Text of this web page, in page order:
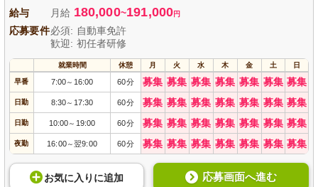
給与 月給 180,000~191,000円
応募要件必須: 自動車免許
歓迎: 初任者研修
就業時間 休憩 月 火 水 木 金 土 日
早番 7:00～ 16:00 60分 募集 募集 募集 募集 募集 募集 募集
日勤 8:30～ 17:30 60分 募集 募集 募集 募集 募集 募集 募集
日勤 10:00～ 19:00 60分 募集 募集 募集 募集 募集 募集 募集
夜勤 16:00～翌9:00 60分 募集 募集 募集 募集 募集 募集 募集
お気に入り に追加 応募画面へ進む